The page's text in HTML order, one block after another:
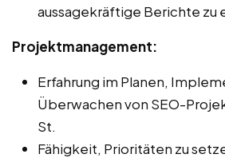
aussagekräftige Berichte zu
Projektmanagement:
Erfahrung im Planen,
Überwachen von SEO-
St.
Fähigkeit, Prioritäten zu